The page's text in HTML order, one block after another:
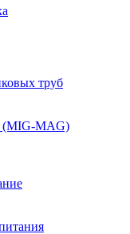
труб
(MIG-MAG)